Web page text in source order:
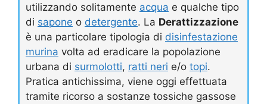
utilizzando solitamente acqua e qualche tipo
di sapone o detergente. La Derattizzazione
è una particolare tipologia di disinfestazione
murina volta ad eradicare la popolazione
urbana di surmolotti, ratti neri e/o topi.
Pratica antichissima, viene oggi effettuata
tramite ricorso a sostanze tossiche gassose